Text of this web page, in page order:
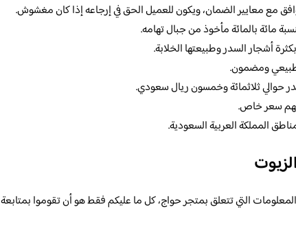
مع معايير الضمان، ويكون للعميل الحق في إرجاعه إذا كان مغشوش.
مائة بالمائة مأخوذ من جبال تهامه.
أشجار السدر وطبيعتها الخلابة.
ومضمون.
حوالي ثلاثمائة وخمسون ريال سعودي.
سعر خاص.
المملكة العربية السعودية.
التي تتعلق بمتجر حواج، كل ما عليكم فقط هو أن تقوموا بمتابعة